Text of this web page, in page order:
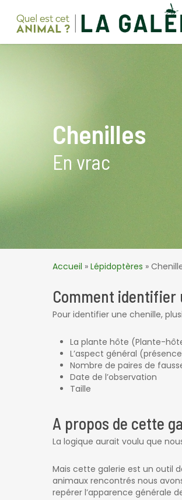
main
Chenilles
En vrac
Accueil » Lépidoptères »
Comment identifier
Pour identifier une chenille,
La plante hôte (Plante-
L’aspect général
Nombre de paires de
Date de l’observation
Taille
A propos de cette
La logique aurait voulu que
Mais cette galerie est un outil
animaux rencontrés nous
repérer l’apparence générale